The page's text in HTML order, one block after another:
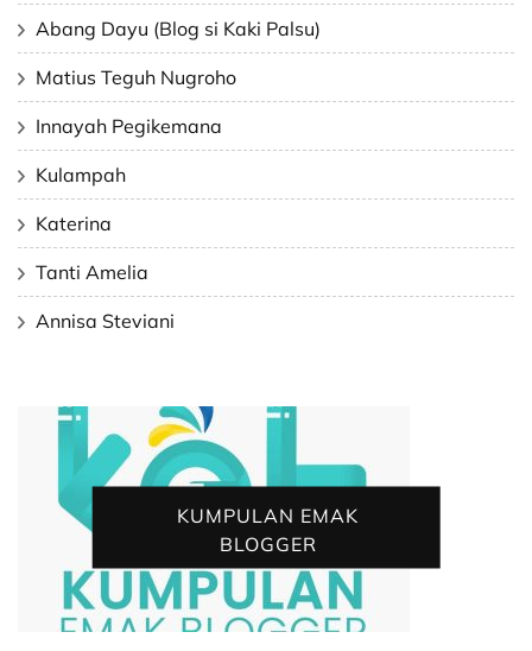
Abang Dayu (Blog si Kaki Palsu)
Matius Teguh Nugroho
Innayah Pegikemana
Kulampah
Katerina
Tanti Amelia
Annisa Steviani
KUMPULAN EMAK
BLOGGER